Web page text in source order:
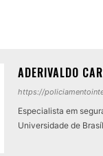
ADERIVALDO
https://
Especialista em
Universidade de